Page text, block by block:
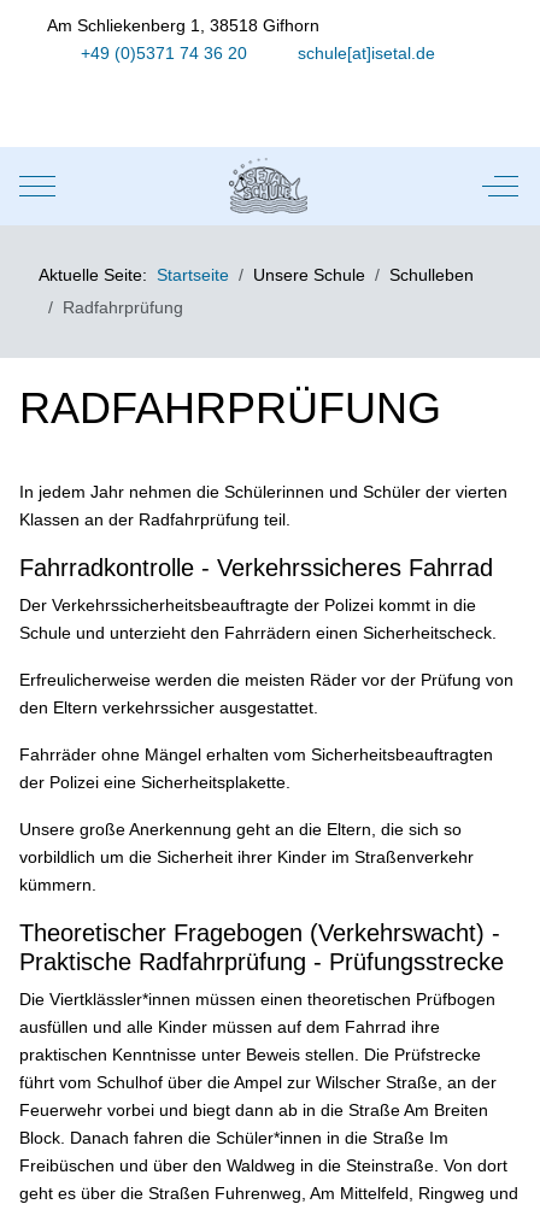
Am Schliekenberg 1, 38518 Gifhorn
+49 (0)5371 74 36 20
schule[at]isetal.de
Mobile Menu Toggle Off-
Aktuelle Seite:Startseite Unsere Schule
Schulleben
Radfahrprüfung
RADFAHRPRÜFUNG
In jedem Jahr nehmen die Schülerinnen und Schüler der vierten
Klassen an der Radfahrprüfung teil.
Fahrradkontrolle - Verkehrssicheres Fahrrad
Der Verkehrssicherheitsbeauftragte der Polizei kommt in die
Schule und unterzieht den Fahrrädern einen Sicherheitscheck.
Erfreulicherweise werden die meisten Räder vor der Prüfung von
den Eltern verkehrssicher ausgestattet.
Fahrräder ohne Mängel erhalten vom Sicherheitsbeauftragten
der Polizei eine Sicherheitsplakette.
Unsere große Anerkennung geht an die Eltern, die sich so
vorbildlich um die Sicherheit ihrer Kinder im Straßenverkehr
kümmern.
Theoretischer Fragebogen (Verkehrswacht) -
Praktische Radfahrprüfung - Prüfungsstrecke
Die Viertklässler*innen müssen einen theoretischen Prüfbogen
ausfüllen und alle Kinder müssen auf dem Fahrrad ihre
praktischen Kenntnisse unter Beweis stellen. Die Prüfstrecke
führt vom Schulhof über die Ampel zur Wilscher Straße, an der
Feuerwehr vorbei und biegt dann ab in die Straße Am Breiten
Block. Danach fahren die Schüler*innen in die Straße Im
Freibüschen und über den Waldweg in die Steinstraße. Von dort
geht es über die Straßen Fuhrenweg, Am Mittelfeld, Ringweg und